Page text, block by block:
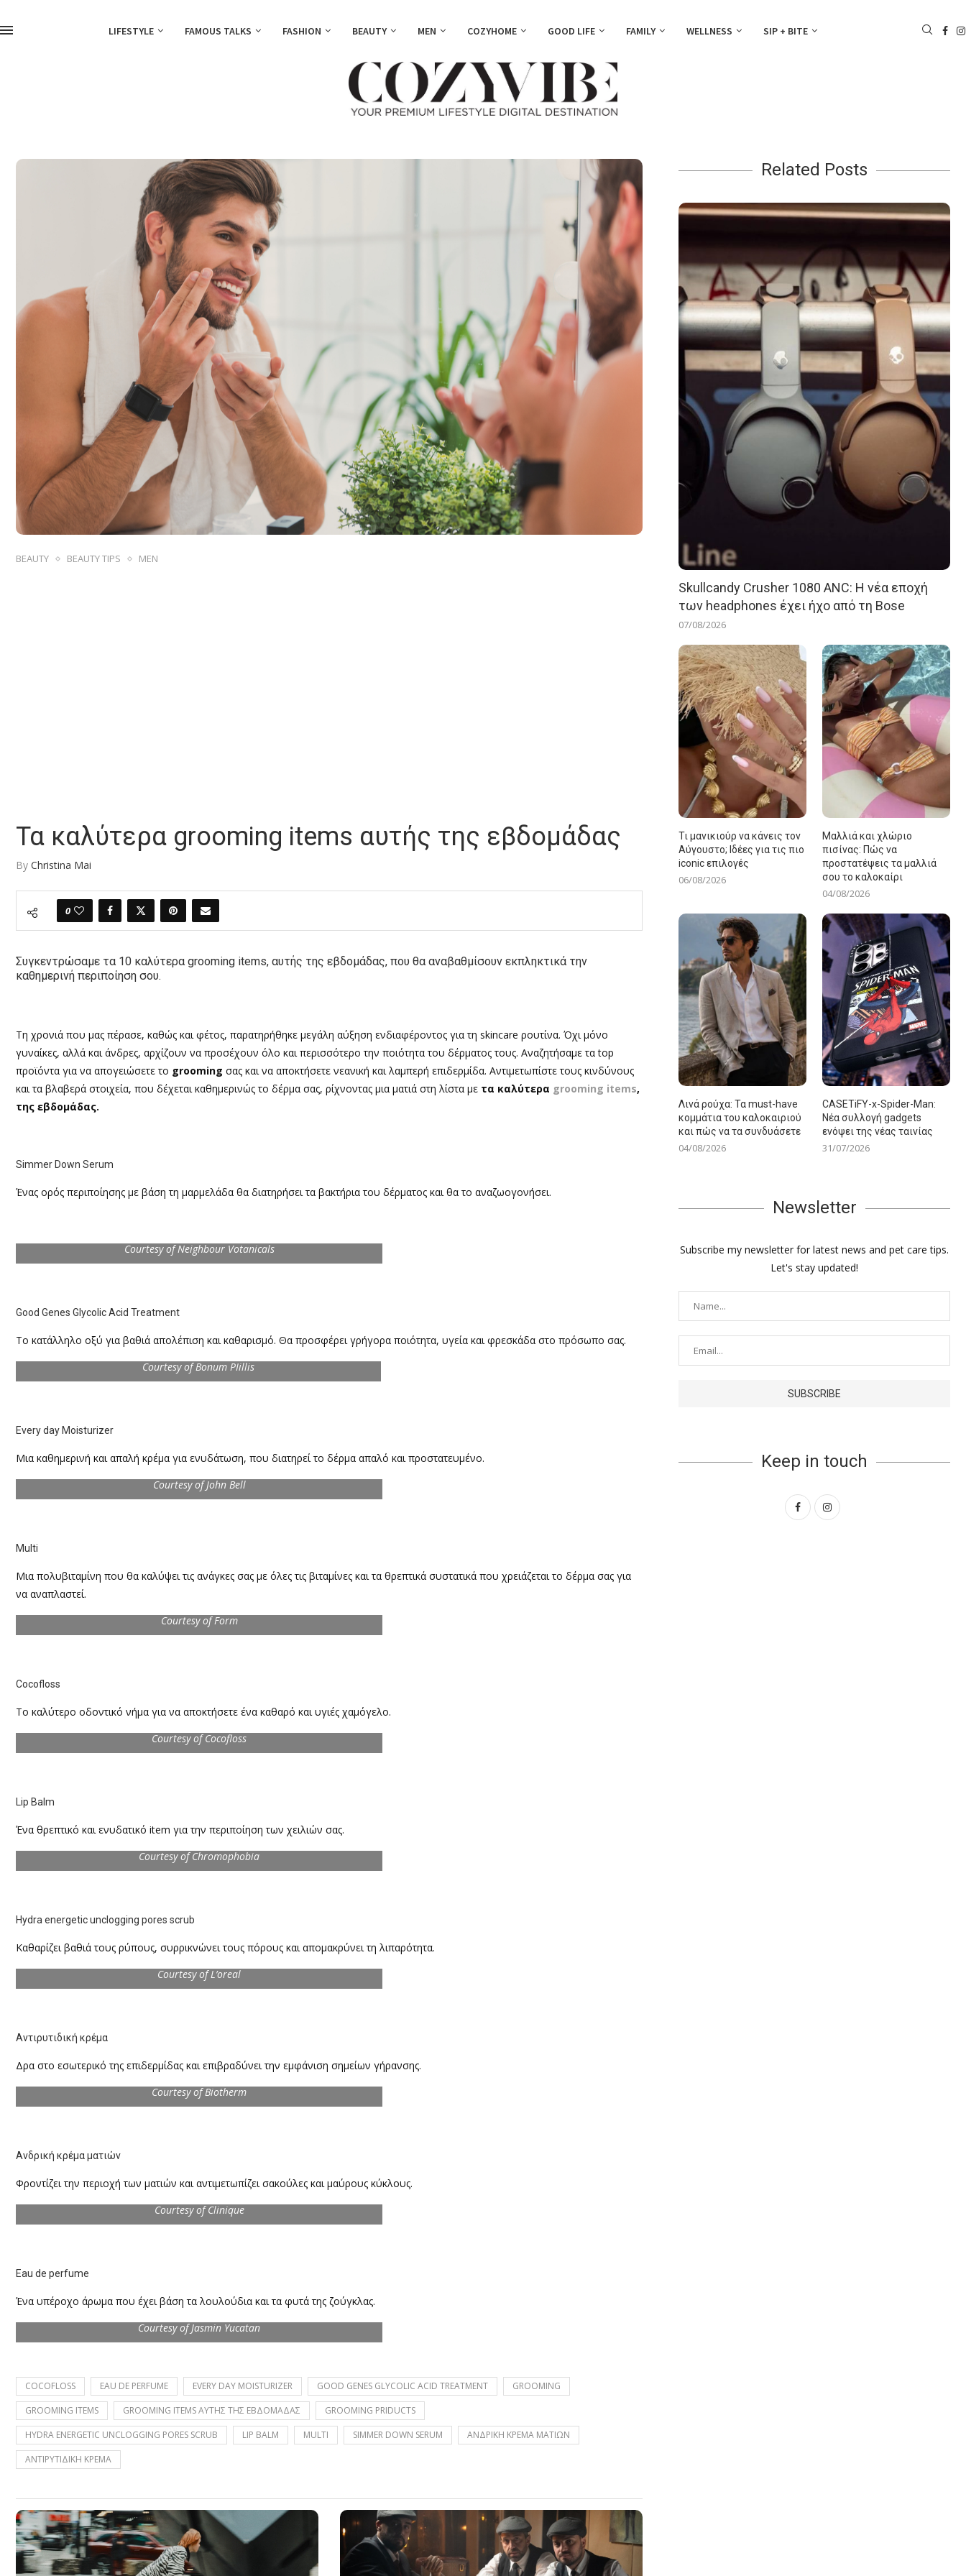
LIFESTYLE FAMOUS TALKS FASHION BEAUTY MEN COZYHOME GOOD LIFE FAMILY WELLNESS SIP + BITE
BEAUTY BEAUTY TIPS MEN
Τα καλύτερα grooming items αυτής της εβδομάδας
By Christina Mai
0
Συγκεντρώσαμε τα 10 καλύτερα grooming items, αυτής της εβδομάδας, που θα αναβαθμίσουν εκπληκτικά την
καθημερινή περιποίηση σου.
Τη χρονιά που μας πέρασε, καθώς και φέτος, παρατηρήθηκε μεγάλη αύξηση ενδιαφέροντος για τη skincare ρουτίνα. Όχι μόνο
γυναίκες, αλλά και άνδρες, αρχίζουν να προσέχουν όλο και περισσότερο την ποιότητα του δέρματος τους. Αναζητήσαμε τα top
προϊόντα για να απογειώσετε το grooming σας και να αποκτήσετε νεανική και λαμπερή επιδερμίδα. Αντιμετωπίστε τους κινδύνους
και τα βλαβερά στοιχεία, που δέχεται καθημερινώς το δέρμα σας, ρίχνοντας μια ματιά στη λίστα με τα καλύτερα grooming items,
της εβδομάδας.
Simmer Down Serum
Ένας ορός περιποίησης με βάση τη μαρμελάδα θα διατηρήσει τα βακτήρια του δέρματος και θα το αναζωογονήσει.
Courtesy of Neighbour Votanicals
Good Genes Glycolic Acid Treatment
Το κατάλληλο οξύ για βαθιά απολέπιση και καθαρισμό. Θα προσφέρει γρήγορα ποιότητα, υγεία και φρεσκάδα στο πρόσωπο σας.
Courtesy of Bonum PIillis
Every day Moisturizer
Μια καθημερινή και απαλή κρέμα για ενυδάτωση, που διατηρεί το δέρμα απαλό και προστατευμένο.
Courtesy of John Bell
Multi
Μια πολυβιταμίνη που θα καλύψει τις ανάγκες σας με όλες τις βιταμίνες και τα θρεπτικά συστατικά που χρειάζεται το δέρμα σας για
να αναπλαστεί.
Courtesy of Form
Cocofloss
Το καλύτερο οδοντικό νήμα για να αποκτήσετε ένα καθαρό και υγιές χαμόγελο.
Courtesy of Cocofloss
Lip Balm
Ένα θρεπτικό και ενυδατικό item για την περιποίηση των χειλιών σας.
Courtesy of Chromophobia
Hydra energetic unclogging pores scrub
Καθαρίζει βαθιά τους ρύπους, συρρικνώνει τους πόρους και απομακρύνει τη λιπαρότητα.
Courtesy of L’oreal
Αντιρυτιδική κρέμα
Δρα στο εσωτερικό της επιδερμίδας και επιβραδύνει την εμφάνιση σημείων γήρανσης.
Courtesy of Biotherm
Ανδρική κρέμα ματιών
Φροντίζει την περιοχή των ματιών και αντιμετωπίζει σακούλες και μαύρους κύκλους.
Courtesy of Clinique
Eau de perfume
Ένα υπέροχο άρωμα που έχει βάση τα λουλούδια και τα φυτά της ζούγκλας.
Courtesy of Jasmin Yucatan
COCOFLOSS EAU DE PERFUME EVERY DAY MOISTURIZER GOOD GENES GLYCOLIC ACID TREATMENT
GROOMING
GROOMING ITEMS
GROOMING ITEMS ΑΥΤΗΣ ΤΗΣ ΕΒΔΟΜΑΔΑΣ
GROOMING PRIDUCTS
HYDRA ENERGETIC UNCLOGGING PORES SCRUB
LIP BALM MULTI SIMMER DOWN SERUM
ΑΝΔΡΙΚΗ ΚΡΕΜΑ ΜΑΤΙΩΝ
ΑΝΤΙΡΥΤΙΔΙΚΗ ΚΡΕΜΑ
Related Posts
Skullcandy Crusher 1080 ANC: Η νέα εποχή
των headphones έχει ήχο από τη Bose
07/08/2026
Τι μανικιούρ να κάνεις τον
Αύγουστο; Ιδέες για τις πιο
iconic επιλογές
06/08/2026
Μαλλιά και χλώριο
πισίνας: Πώς να
προστατέψεις τα μαλλιά
σου το καλοκαίρι
04/08/2026
Λινά ρούχα: Τα must-have
κομμάτια του καλοκαιριού
και πώς να τα συνδυάσετε
04/08/2026
CASETiFY-x-Spider-Man:
Νέα συλλογή gadgets
ενόψει της νέας ταινίας
31/07/2026
Newsletter
Subscribe my newsletter for latest news and pet care tips.
Let's stay updated!
Keep in touch